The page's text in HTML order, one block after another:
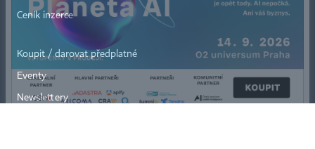
Ceník inzerce
Koupit / darovat předplatné
Eventy
Newslettery